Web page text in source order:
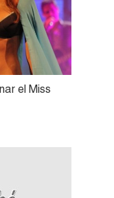
el Miss